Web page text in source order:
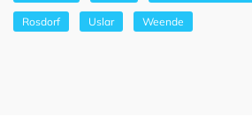
Rosdorf Uslar Weende